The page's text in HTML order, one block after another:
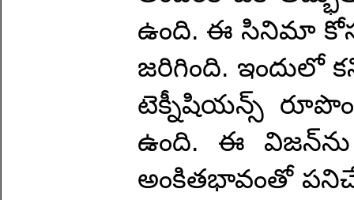
ఉంది. ఈ సినిమా
జరిగింది. ఇందులో
టెక్నీషియన్స్
ఉంది. ఈ
అంకితభావంతో